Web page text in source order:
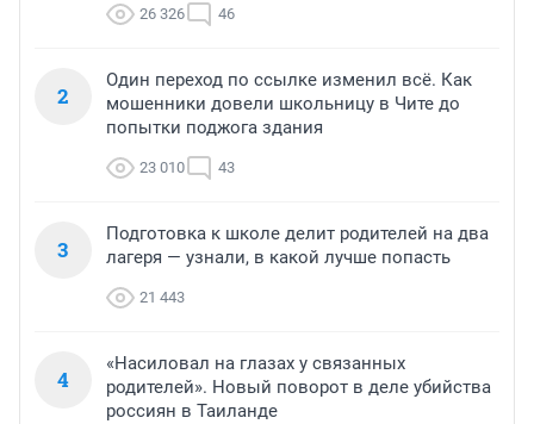
26 326 46
2
Один переход по ссылке изменил всё. Как
мошенники довели школьницу в Чите до
попытки поджога здания
23 010 43
3
Подготовка к школе делит родителей на два
лагеря — узнали, в какой лучше попасть
21 443
4
«Насиловал на глазах у связанных
родителей». Новый поворот в деле убийства
россиян в Таиланде